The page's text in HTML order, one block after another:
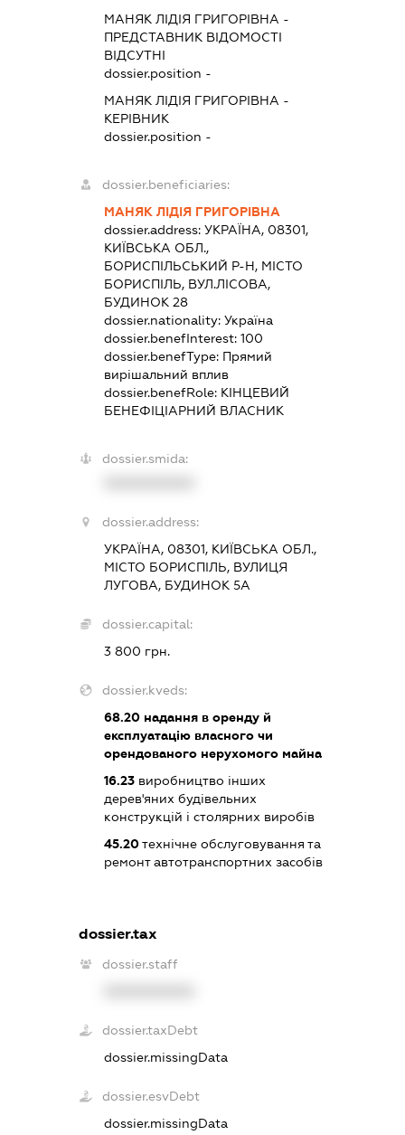
МАНЯК ЛІДІЯ ГРИГОРІВНА -
ПРЕДСТАВНИК ВІДОМОСТІ
ВІДСУТНІ
dossier.position -
МАНЯК ЛІДІЯ ГРИГОРІВНА -
КЕРІВНИК
dossier.position -
dossier.beneficiaries:
МАНЯК ЛІДІЯ ГРИГОРІВНА
dossier.address: УКРАЇНА, 08301,
КИЇВСЬКА ОБЛ.,
БОРИСПІЛЬСЬКИЙ Р-Н, МІСТО
БОРИСПІЛЬ, ВУЛ.ЛІСОВА,
БУДИНОК 28
dossier.nationality: Україна
dossier.benefInterest: 100
dossier.benefType: Прямий
вирішальний вплив
dossier.benefRole: КІНЦЕВИЙ
БЕНЕФІЦІАРНИЙ ВЛАСНИК
dossier.smida:
dossier.address:
УКРАЇНА, 08301, КИЇВСЬКА ОБЛ.,
МІСТО БОРИСПІЛЬ, ВУЛИЦЯ
ЛУГОВА, БУДИНОК 5А
dossier.capital:
3 800 грн.
dossier.kveds:
68.20надання в оренду й
експлуатацію власного чи
орендованого нерухомого майна
16.23виробництво інших
дерев'яних будівельних
конструкцій і столярних виробів
45.20технічне обслуговування та
ремонт автотранспортних засобів
dossier.tax
dossier.staff
dossier.taxDebt
dossier.missingData
dossier.esvDebt
dossier.missingData